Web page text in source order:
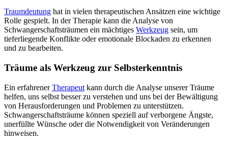
Traumdeutung hat in vielen therapeutischen Ansätzen eine wichtige
Rolle gespielt. In der Therapie kann die Analyse von
Schwangerschaftsträumen ein mächtiges Werkzeug sein, um
tieferliegende Konflikte oder emotionale Blockaden zu erkennen
und zu bearbeiten.
Träume als Werkzeug zur Selbsterkenntnis
Ein erfahrenerTherapeut kann durch die Analyse unserer Träume
helfen, uns selbst besser zu verstehen und uns bei der Bewältigung
von Herausforderungen und Problemen zu unterstützen.
Schwangerschaftsträume können speziell auf verborgene Ängste,
unerfüllte Wünsche oder die Notwendigkeit von Veränderungen
hinweisen.